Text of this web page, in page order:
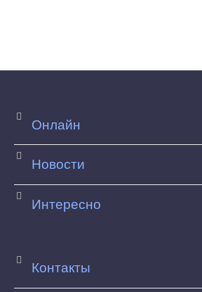
Онлайн
Новости
Интересно
Контакты